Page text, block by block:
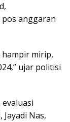
anggaran
hampir mirip,
ujar politisi
Nas,